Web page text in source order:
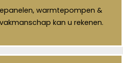
warmtepompen &
kan u rekenen.